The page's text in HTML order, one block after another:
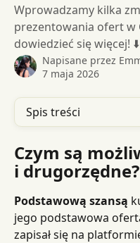
Wprowadzamy kilka
prezentowania ofert w
dowiedzieć się więcej! ⬇️
Napisane przez
7 maja 2026
Spis treści
Czym są
i drugorzędne?
Podstawową szansą
jego podstawowa
zapisał się na